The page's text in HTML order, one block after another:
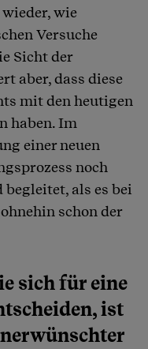
wie
Versuche
Sicht der
aber, dass diese
mit den heutigen
haben. Im
einer neuen
noch
als es bei
schon der
sich für eine
ist